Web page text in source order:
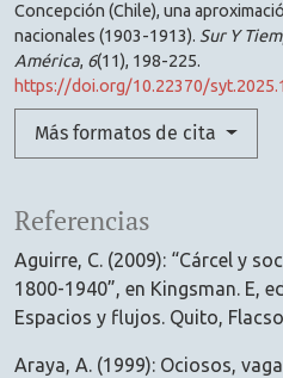
Concepción (Chile), una
nacionales (1903-1913). Sur Y
América, 6(11), 198-225.
https://doi.org/10.22370/
Más formatos de cita
Referencias
Aguirre, C. (2009): “Cárcel y
1800-1940”, en Kingsman. E,
Espacios y flujos. Quito,
Araya, A. (1999): Ociosos,